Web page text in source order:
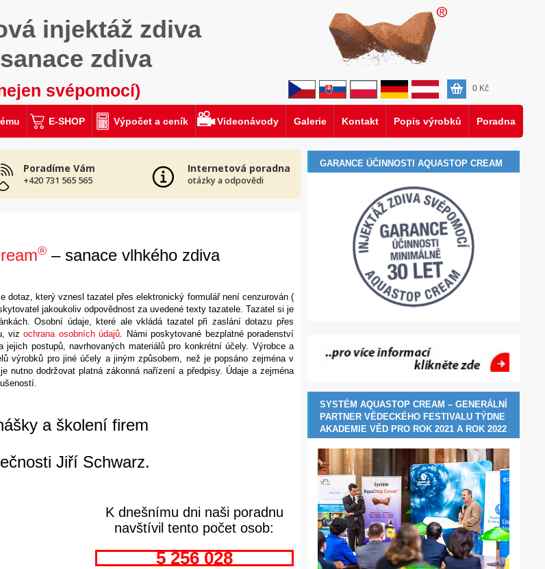
E-SHOP Výpočet a ceník Videonávody Galerie Kontakt Popis výrobků Poradna
0 Kč
injektáž zdiva
zdiva
svépomocí)
Poradíme Vám
+420 731 565 565
Internetová poradna
otázky a odpovědi
® – sanace vlhkého zdiva
dotaz, který vznesl tazatel přes elektronický formulář není cenzurován (
jakoukoliv odpovědnost za uvedené texty tazatele. Tazatel si je
Osobní údaje, které ale vkládá tazatel při zaslání dotazu přes
vizochrana osobních údajů. Námi poskytované bezplatné poradenství
postupů, navrhovaných materiálů pro konkrétní účely. Výrobce a
výrobků pro jiné účely a jiným způsobem, než je popsáno zejména v
dodržovat platná zákonná nařízení a předpisy. Údaje a zejména
a školení firem
Jiří Schwarz.
K dnešnímu dni naši poradnu
navštívil tento počet osob:
5 256 028
GARANCE ÚČINNOSTI AQUASTOP CREAM
SYSTÉM AQUASTOP CREAM – GENERÁLNÍ
PARTNER VĚDECKÉHO FESTIVALU TÝDNE
AKADEMIE VĚD PRO ROK 2021 A ROK 2022